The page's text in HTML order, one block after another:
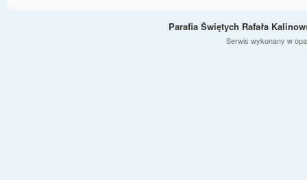
Parafia Świętych Rafała
Serwis wykonany w